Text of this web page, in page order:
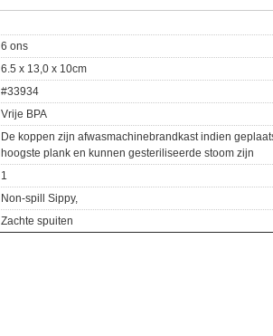
6 ons
6.5 x 13,0 x 10cm
#33934
Vrije BPA
De koppen zijn afwasmachinebrandkast indien
hoogste plank en kunnen gesteriliseerde stoom zijn
1
Non-spill Sippy,
Zachte spuiten